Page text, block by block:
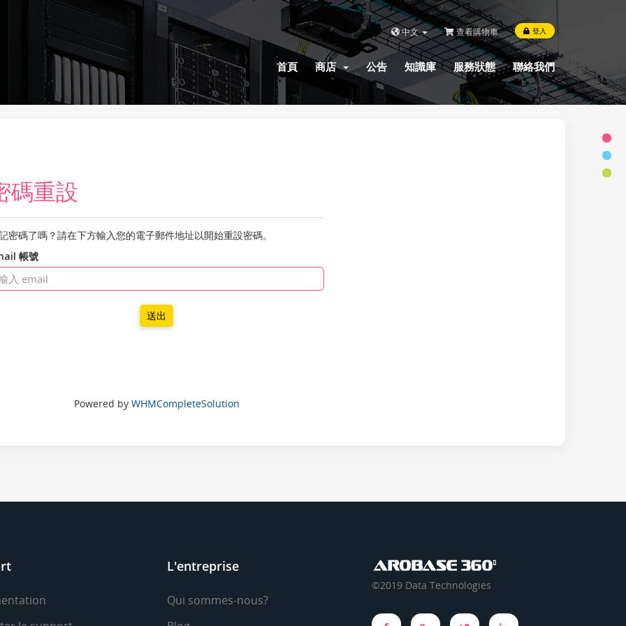
中文 查看購物車 登入
首頁 商店 公告 知識庫 服務狀態 聯絡我們
碼重設
密碼了嗎？請在下方輸入您的電子郵件地址以開始重設密碼。
帳號
送出
Powered by WHMCompleteSolution
L'entreprise
Qui sommes-nous?
©2019 Data Technologies